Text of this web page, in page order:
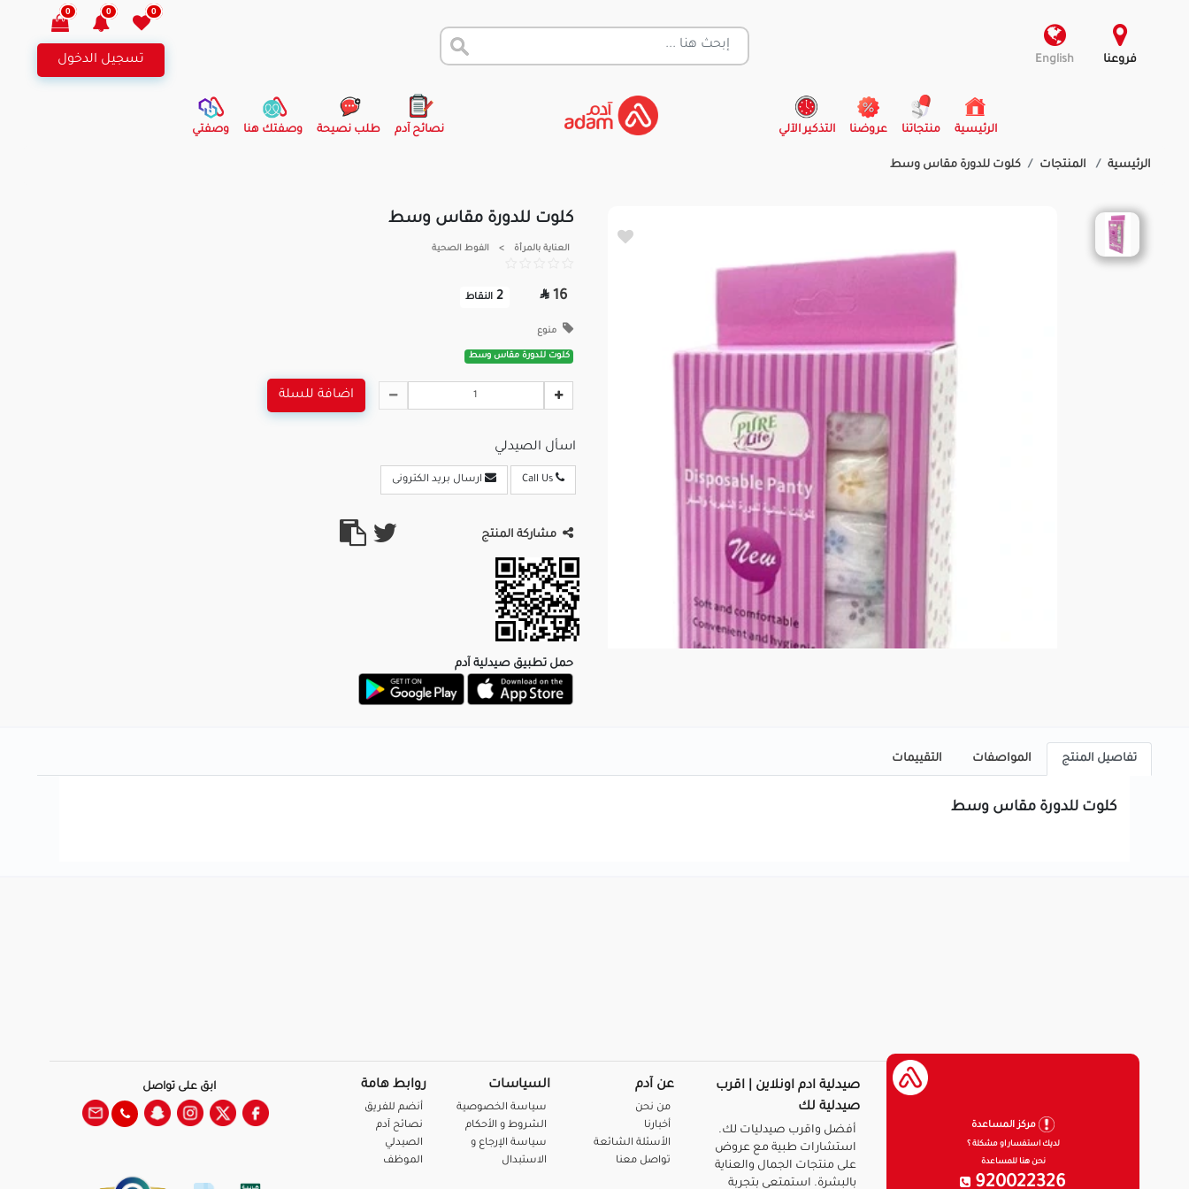
فروعنا English
0
0
0
تسجيل الدخول
الرئيسية
(current) منتجاتنا عروضنا التذكير الآلي نصائح آدم طلب نصيحة وصفتك هنا وصفتي
الرئيسية المنتجات كلوت للدورة مقاس وسط
كلوت للدورة مقاس وسط
العناية بالمرأة > الفوط الصحية
16

2 النقاط
منوع
كلوت للدورة مقاس وسط
اضافة للسلة
اسأل الصيدلي
Call Us ارسال بريد الكترونى
مشاركة المنتج
حمل تطبيق صيدلية آدم
تفاصيل المنتج المواصفات التقييمات
كلوت للدورة مقاس وسط
مركز المساعدة
لديك استفسار او مشكلة ؟
نحن هنا للمساعدة
920022326
صيدلية ادم اونلاين | اقرب
صيدلية لك
أفضل واقرب صيدليات لك.
استشارات طبية مع عروض
على منتجات الجمال والعناية
بالبشرة. استمتعي بتجربة
عن آدم
من نحن
أخبارنا
الأسئلة الشائعة
تواصل معنا
السياسات
سياسة الخصوصية
الشروط و الأحكام
سياسة الإرجاع و
الاستبدال
روابط هامة
أنضم للفريق
نصائح آدم
الصيدلي
الموظف
ابق على تواصل